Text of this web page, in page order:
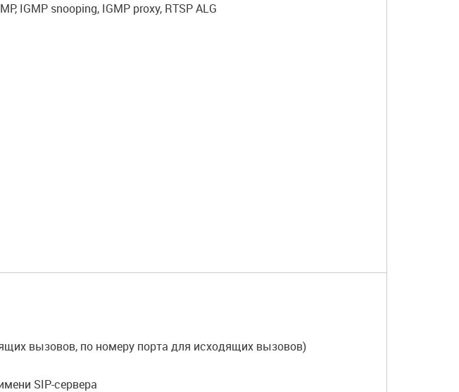
IGMP snooping, IGMP proxy, RTSP ALG
вызовов, по номеру порта для исходящих вызовов)
SIP-сервера